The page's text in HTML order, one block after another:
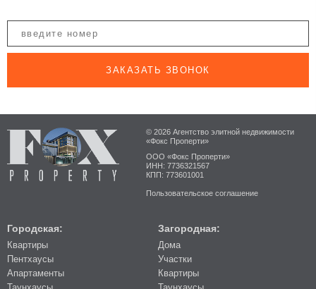
ЗАКАЗАТЬ ЗВОНОК
© 2026 Агентство элитной недвижимости
«Фокс Проперти»
ООО «Фокс Проперти»
ИНН: 7736321567
КПП: 773601001
Пользовательское соглашение
Городская:
Квартиры
Пентхаусы
Апартаменты
Загородная:
Дома
Участки
Квартиры